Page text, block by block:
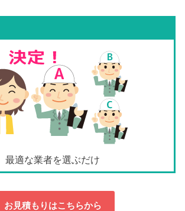
最適な業者を選ぶだけ
お見積もりはこちらから